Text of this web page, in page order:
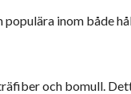
inom både
och bomull.